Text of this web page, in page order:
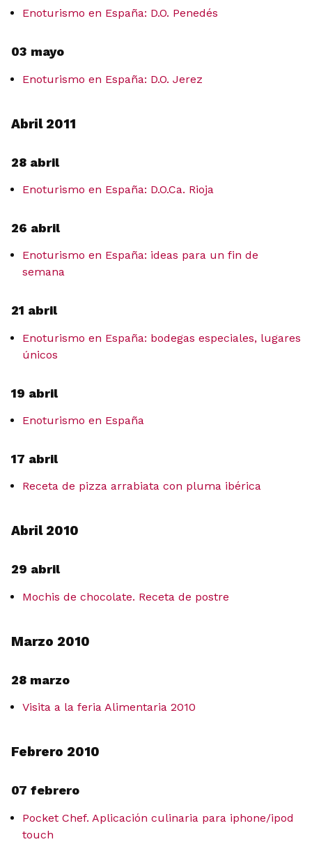
Enoturismo en España: D.O. Penedés
03 mayo
Enoturismo en España: D.O. Jerez
Abril 2011
28 abril
Enoturismo en España: D.O.Ca. Rioja
26 abril
Enoturismo en España: ideas para un fin de
semana
21 abril
Enoturismo en España: bodegas especiales, lugares
únicos
19 abril
Enoturismo en España
17 abril
Receta de pizza arrabiata con pluma ibérica
Abril 2010
29 abril
Mochis de chocolate. Receta de postre
Marzo 2010
28 marzo
Visita a la feria Alimentaria 2010
Febrero 2010
07 febrero
Pocket Chef. Aplicación culinaria para iphone/ipod
touch